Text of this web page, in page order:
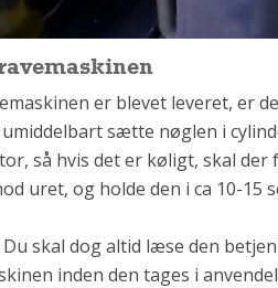
er blevet leveret, er
sætte nøglen i
så hvis det er køligt, skal
uret, og holde den i ca 10-15
skal dog altid læse den
inden den tages i